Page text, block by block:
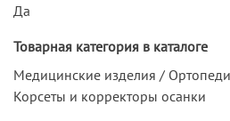
Да
Товарная категория в каталоге
Медицинские изделия /
Корсеты и корректоры осанки